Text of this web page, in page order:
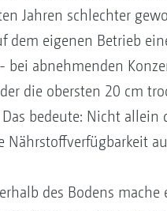
Jahren schlechter
dem eigenen Betrieb
abnehmenden
die obersten 20 cm
bedeute: Nicht
des Bodens